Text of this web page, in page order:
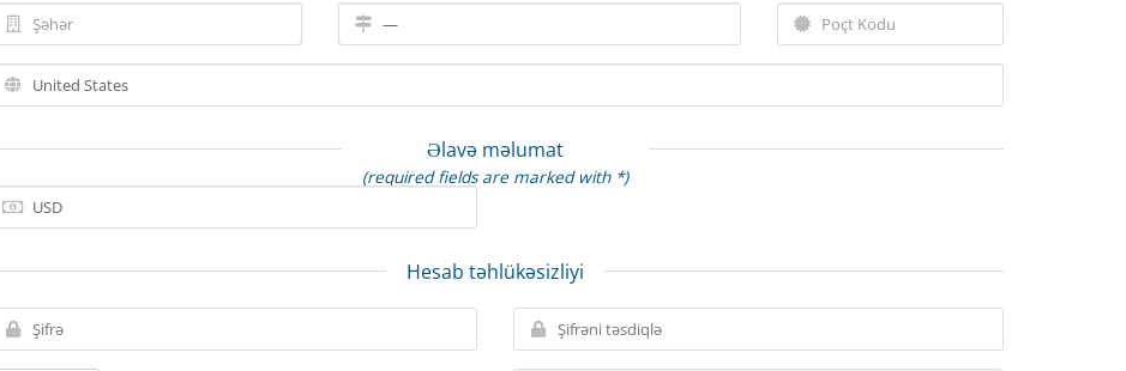
Əlavə məlumat
(required fields are marked with *)
Hesab təhlükəsizliyi